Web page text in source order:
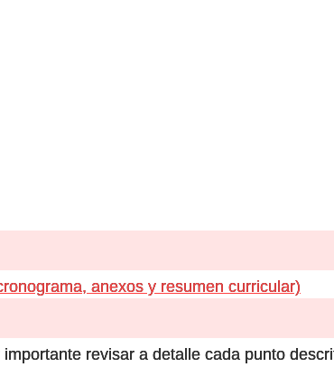
anexos y resumen curricular)
revisar a detalle cada punto